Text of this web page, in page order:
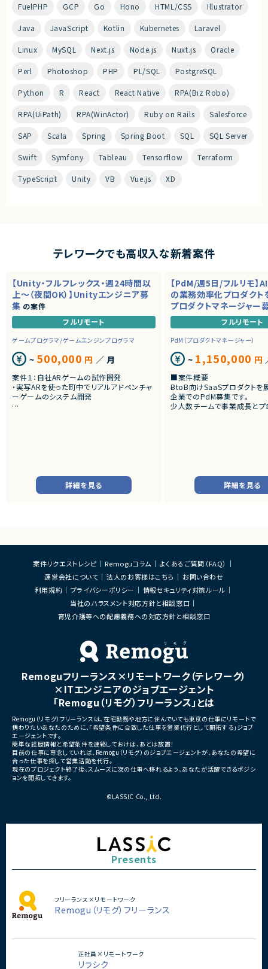
FuelPHP GCP Go Hono HTML/CSS Illustrator
Java JavaScript Kotlin Kubernetes Laravel
Linux MySQL Next.js Node.js Nuxt.js Oracle
Perl Photoshop PHP PL/SQL PostgreSQL
Python R React React Native RPA(Biz Robo)
RPA(UiPath) RPA(WinActor) Ruby on Rails Salesforce
SAP Scala Spring Spring Boot SQL SQL Server
Swift Symfony Tableau Tensorflow Terraform
TypeScript Unity VB Vue.js XD
テレワークでも高収入な新着案件
【Unity・フルフレックス・週24時間以
上～（夜間OK）】Unityエンジニア募
集 の案件
フルリモート
ゲームプログラマ/ゲームエンジンプログラマ
~ 500,000 円 ／ 月
案件１：自社ARゲームの試作開発
・実写ARを使った町中でリアルアドベンチャ
ーゲームのシステム開発
詳細を見る
【PdM/週5日/フルリモ】
の業務効率化プロダクト
プロダクトマネージャー
フルリモート
PdM（プロダクトマネージャー）
~ 1,150,000 円
■案件概要
BtoB向けSaaSプロダクトを
企業でのPdM募集です。
少人数チームで事業成長とプ
・新規サービス開発プロジェ
・仮説立案、検証、優先順位付
・KPI設計、ロードマップ策定
・エンジニア、デザイナー、CS
ィングとの連携推進
■募集背景
・既存サービス拡大および新
■担当工程
・要件定義
・仕様設計
・プロダクト企画
・開発推進
・運用改善
・フルリモート勤務可能
・10:15から朝会あり
・長期参画前提案件
詳細を見る
案件リクエストレシピ Remoguコラム
よくあるご質問（FAQ）
運営会社について
法人のお客様はこちら
お問い合わせ
利用規約
プライバシーポリシー
情報セキュリティ対策ルール
当社のハラスメント対応方針と相談窓口
育児介護等への配慮義務への対応方針と相談窓口
Remoguフリーランス×リモートワーク（テレワーク）
×ITエンジニアのジョブエージェント
「Remogu（リモグ）フリーランス」とは
Remogu（リモグ）フリーランスは、在宅勤務や地方に住んでいても東京の仕事にリモートで
携わりたいあなたのために、「希望条件に合致した仕事を営業代行として開拓する」ジョブ
エージェントです。
簡単な経歴情報と希望条件を連絡しておけば、あとは放置！
目前の仕事に専念していれば、Remogu（リモグ）のジョブエージェントが、あなたの希望に
合った仕事を探して営業活動を代行。
現在のプロジェクト終了後、スムーズに次の仕事へ移れるよう、あなたが活躍できるポジシ
ョンを開拓してきます。
©LASSIC Co., Ltd.
Presents
フリーランス×リモートワーク
Remogu（リモグ）フリーランス
正社員×リモートワーク
リラシク